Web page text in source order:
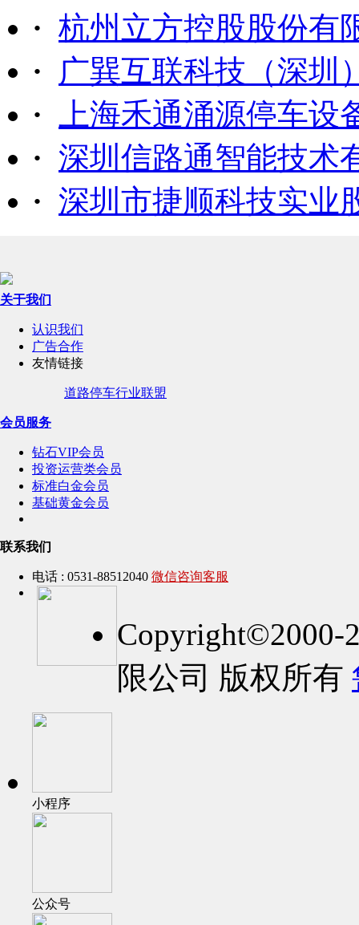
· 杭州立方控股股份有
·
广巽互联科技（深圳
·
上海禾通涌源停车设
· 深圳信路通智能技术
· 深圳市捷顺科技实业
关于我们
认识我们
广告合作
友情链接
道路停车行业联盟
会员服务
钻石VIP会员
投资运营类会员
标准白金会员
基础黄金会员
联系我们
电话 : 0531-88512040 微信咨询客服
Copyright©2000-
限公司 版权所有
小程序
公众号